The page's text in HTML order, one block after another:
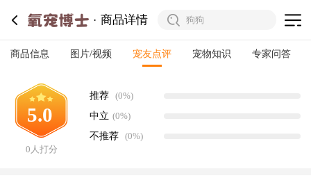
商品详情
商品信息 图片/视频 宠友点评 宠物知识 专家问答
0人打分
5.0
推荐 (0%)
中立 (0%)
不推荐 (0%)